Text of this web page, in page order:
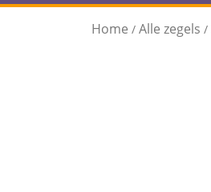
Home / Alle zegels /